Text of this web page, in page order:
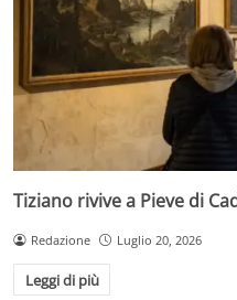
Tiziano rivive a Pieve di
Redazione Luglio 20, 2026
Leggi di più